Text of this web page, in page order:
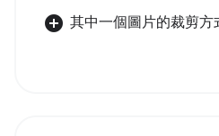
其中一個圖片的裁剪方